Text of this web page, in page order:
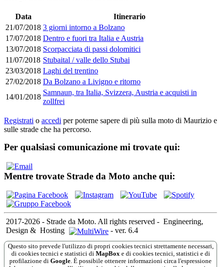
Data
Itinerario
21/07/2018 3 giorni intorno a Bolzano
17/07/2018 Dentro e fuori tra Italia e Austria
13/07/2018 Scorpacciata di passi dolomitici
11/07/2018 Stubaital / valle dello Stubai
23/03/2018 Laghi del trentino
27/02/2018 Da Bolzano a Livigno e ritorno
14/01/2018
Samnaun, tra Italia, Svizzera, Austria e acquisti in
zollfrei
Registrati o accedi per poterne sapere di più sulla moto di Maurizio e
sulle strade che ha percorso.
Per qualsiasi comunicazione mi trovate qui:
Mentre trovate Strade da Moto anche qui:
2017-2026 - Strade da Moto. All rights reserved - Engineering,
Design & Hosting - ver. 6.4
Questo sito prevede l'utilizzo di propri cookies tecnici strettamente necessari,
di cookies tecnici e statistici di MapBox e di cookies tecnici, statistici e di
profilazione di Google . È possibile ottenere informazioni circa l'espressione